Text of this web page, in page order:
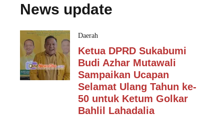
News update
Daerah
Ketua DPRD Sukabumi
Budi Azhar Mutawali
Sampaikan Ucapan
Selamat Ulang Tahun ke-
50 untuk Ketum Golkar
Bahlil Lahadalia